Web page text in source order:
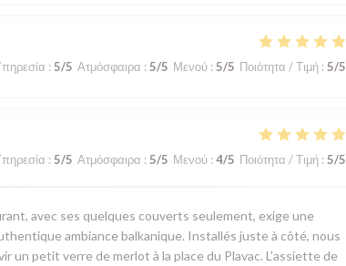
: 5/5 Ατμόσφαιρα : 5/5 Μενού : 5/5 Ποιότητα / Τιμή : 5/5
: 5/5 Ατμόσφαιρα : 5/5 Μενού : 4/5 Ποιότητα / Τιμή : 5/5
avec ses quelques couverts seulement, exige une
ambiance balkanique. Installés juste à côté, nous
un petit verre de merlot à la place du Plavac. L'assiette de